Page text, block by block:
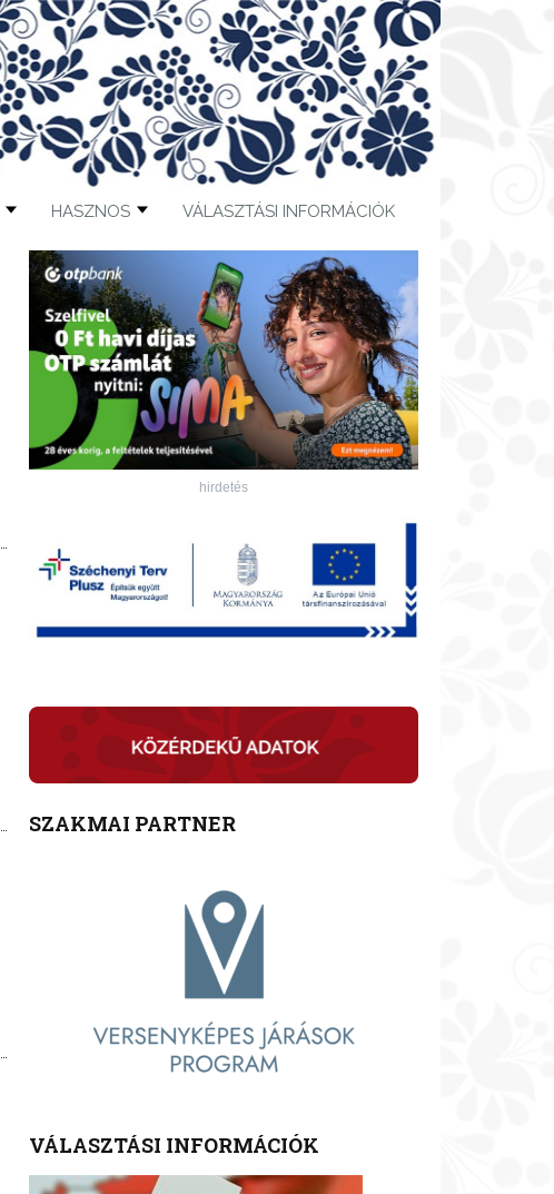
HASZNOS VÁLASZTÁSI INFORMÁCIÓK
hirdetés
SZAKMAI PARTNER
VÁLASZTÁSI INFORMÁCIÓK